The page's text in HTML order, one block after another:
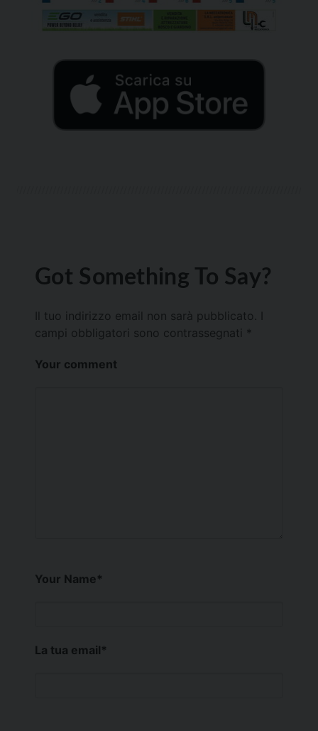
Got Something To Say?
Il tuo indirizzo email non sarà pubblicato.
campi obbligatori sono contrassegnati *
Your comment
Your Name*
La tua email*